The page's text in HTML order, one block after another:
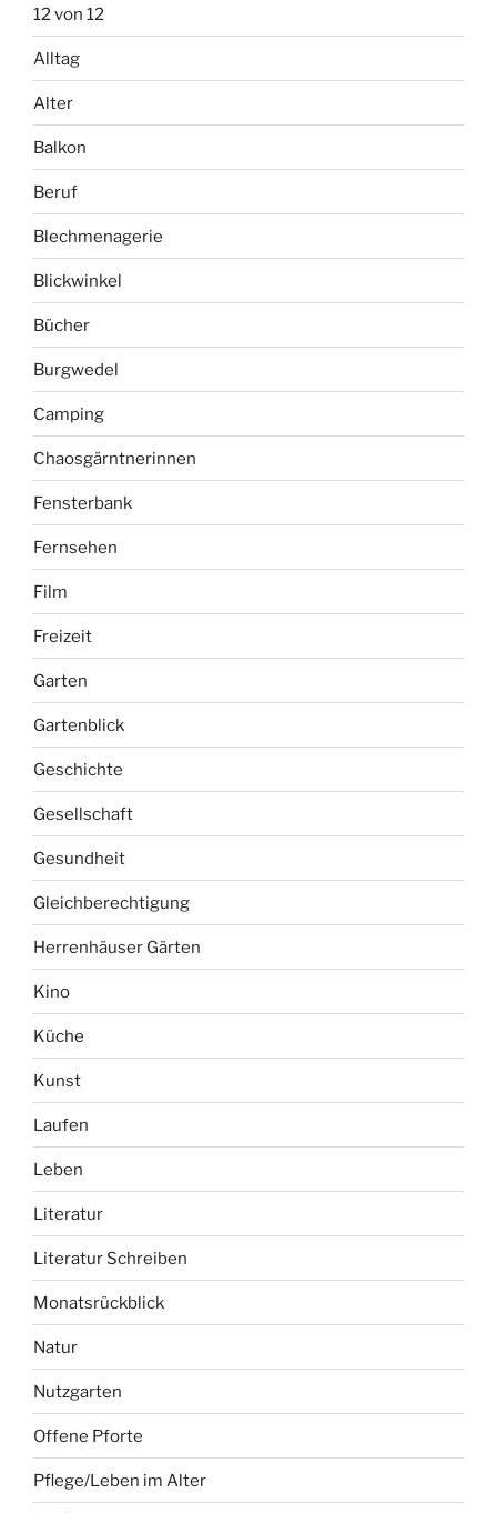
12 von 12
Alltag
Alter
Balkon
Beruf
Blechmenagerie
Blickwinkel
Bücher
Burgwedel
Camping
Chaosgärntnerinnen
Fensterbank
Fernsehen
Film
Freizeit
Garten
Gartenblick
Geschichte
Gesellschaft
Gesundheit
Gleichberechtigung
Herrenhäuser Gärten
Kino
Küche
Kunst
Laufen
Leben
Literatur
Literatur Schreiben
Monatsrückblick
Natur
Nutzgarten
Offene Pforte
Pflege/Leben im Alter